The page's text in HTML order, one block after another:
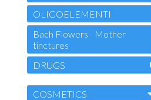
OLIGOELEMENTI
Bach Flowers - Mother
tinctures
DRUGS
COSMETICS